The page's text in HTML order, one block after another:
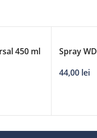
450 ml
Spray
44,00 lei